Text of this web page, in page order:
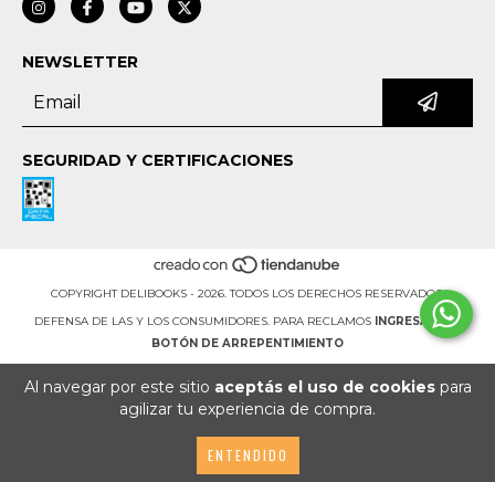
Al navegar por este sitio aceptás el uso de cookiespara
agilizar tu experiencia de compra.
ENTENDIDO
NEWSLETTER
SEGURIDAD Y CERTIFICACIONES
COPYRIGHT DELIBOOKS - 2026. TODOS LOS DERECHOS RESERVADOS.
DEFENSA DE LAS Y LOS CONSUMIDORES. PARA RECLAMOS
INGRESÁ ACÁ.
BOTÓN DE ARREPENTIMIENTO